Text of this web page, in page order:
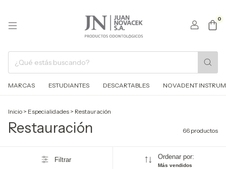
0
MARCAS ESTUDIANTES DESCARTABLES NOVADENT
Inicio > Especialidades > Restauración
Restauración 66 productos
Filtrar Ordenar por:
Más vendidos